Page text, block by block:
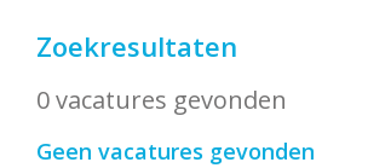
Zoekresultaten
0 vacatures gevonden
Geen vacatures gevonden